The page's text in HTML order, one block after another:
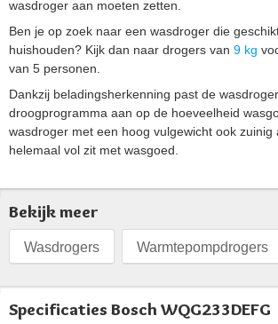
wasdroger aan moeten zetten.
Ben je op zoek naar een wasdroger die
huishouden? Kijk dan naar drogers van 9 kg
van 5 personen.
Dankzij beladingsherkenning past de
droogprogramma aan op de hoeveelheid
wasdroger met een hoog vulgewicht ook zuinig
helemaal vol zit met wasgoed.
Bekijk meer
Wasdrogers Warmtepompdrogers
Specificaties Bosch WQG233DEFG